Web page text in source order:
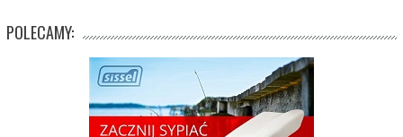
POLECAMY: